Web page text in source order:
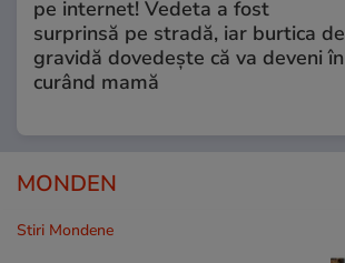
pe internet! Vedeta a fost
surprinsă pe stradă, iar burtica de
gravidă dovedește că va deveni în
curând mamă
MONDEN
Stiri Mondene